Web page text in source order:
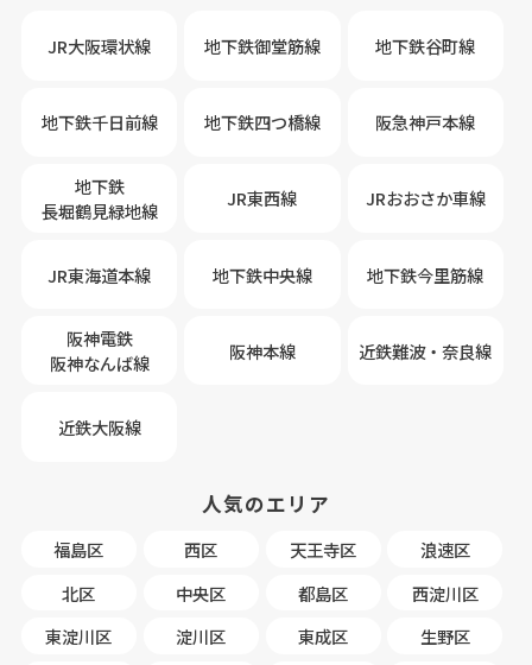
JR大阪環状線 地下鉄御堂筋線 地下鉄谷町線
地下鉄千日前線 地下鉄四つ橋線 阪急神戸本線
地下鉄
長堀鶴見緑地線
JR東西線 JRおおさか車線
JR東海道本線 地下鉄中央線 地下鉄今里筋線
阪神電鉄
阪神なんば線
阪神本線 近鉄難波・奈良線
近鉄大阪線
人気のエリア
福島区 西区 天王寺区
浪速区
北区
中央区 都島区
西淀川区
東淀川区
淀川区 東成区
生野区